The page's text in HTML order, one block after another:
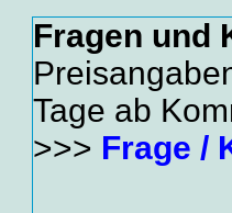
Fragen und
Tage ab
>>> Frage /